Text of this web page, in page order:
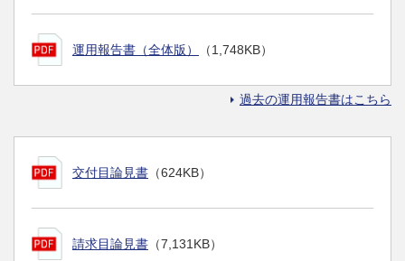
運用報告書（全体版） （1,748KB）
過去の運用報告書はこちら
交付目論見書 （624KB）
請求目論見書 （7,131KB）